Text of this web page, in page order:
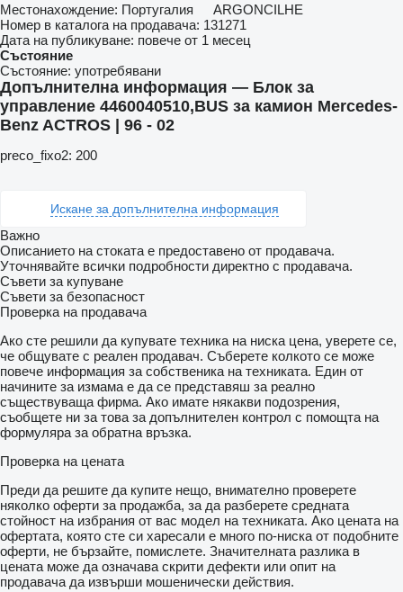
Местонахождение: Португалия
ARGONCILHE
Номер в каталога на продавача: 131271
Дата на публикуване: повече от 1 месец
Състояние
Състояние: употребявани
Допълнителна информация — Блок за
управление 4460040510,BUS за камион Mercedes-
Benz ACTROS | 96 - 02
preco_fixo2: 200
Искане за допълнителна информация
Важно
Описанието на стоката е предоставено от продавача.
Уточнявайте всички подробности директно с продавача.
Съвети за купуване
Съвети за безопасност
Проверка на продавача
Ако сте решили да купувате техника на ниска цена, уверете се,
че общувате с реален продавач. Съберете колкото се може
повече информация за собственика на техниката. Един от
начините за измама е да се представяш за реално
съществуваща фирма. Ако имате някакви подозрения,
съобщете ни за това за допълнителен контрол с помощта на
формуляра за обратна връзка.
Проверка на цената
Преди да решите да купите нещо, внимателно проверете
няколко оферти за продажба, за да разберете средната
стойност на избрания от вас модел на техниката. Ако цената на
офертата, която сте си харесали е много по-ниска от подобните
оферти, не бързайте, помислете. Значителната разлика в
цената може да означава скрити дефекти или опит на
продавача да извърши мошенически действия.